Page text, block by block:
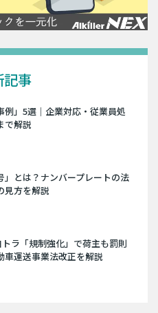
記事
例」5選｜企業対応・従業員処
で解説
」とは？ナンバープレートの法
見方を解説
トラ「規制強化」で荷主も罰則
車運送事業法改正を解説